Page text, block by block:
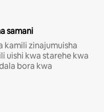
samani
kamili zinajumuisha
uishi kwa starehe kwa
bora kwa